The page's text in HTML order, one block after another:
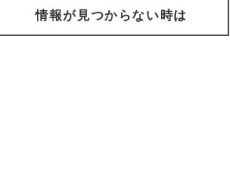
情報が見つからない時は